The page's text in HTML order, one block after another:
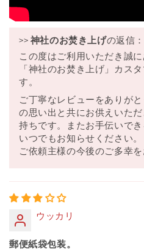
>> 神社のお焚き上げの返信：
この度はご利用いただき誠
「神社のお焚き上げ」カス
す。
ご丁寧なレビューをありが
の思い出と共にお供えいた
持ちです。またお手伝いでき
いつでもお知らせください。
ご依頼主様の今後のご多幸を
ウッカリ
郵便紙袋包装。